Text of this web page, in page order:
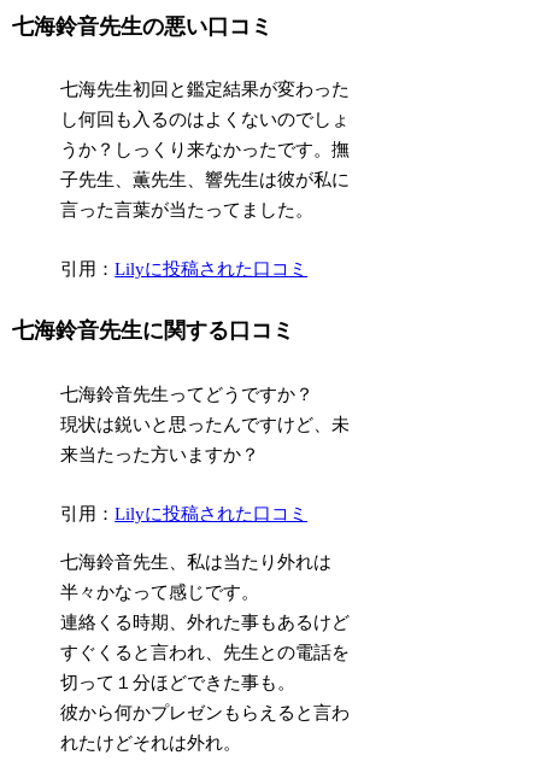
七海鈴音先生の悪い口コミ
七海先生初回と鑑定結果が変わった
し何回も入るのはよくないのでしょ
うか？しっくり来なかったです。撫
子先生、薫先生、響先生は彼が私に
言った言葉が当たってました。
引用：Lilyに投稿された口コミ
七海鈴音先生に関する口コミ
七海鈴音先生ってどうですか？
現状は鋭いと思ったんですけど、未
来当たった方いますか？
引用：Lilyに投稿された口コミ
七海鈴音先生、私は当たり外れは
半々かなって感じです。
連絡くる時期、外れた事もあるけど
すぐくると言われ、先生との電話を
切って１分ほどできた事も。
彼から何かプレゼンもらえると言わ
れたけどそれは外れ。